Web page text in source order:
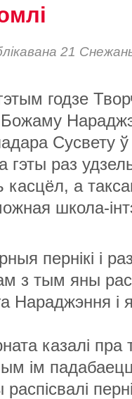
21
годзе
Сусвету ў
гэты раз
касцёл, а
школа-
пернікі і
з тым яны
і
казалі
ім